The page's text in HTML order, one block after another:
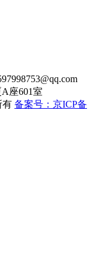
座601室
有 备案号：京ICP备